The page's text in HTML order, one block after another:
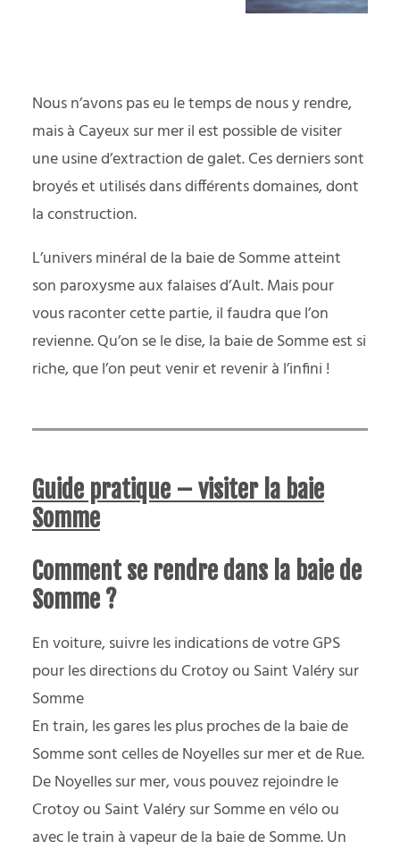
Nous n’avons pas eu le temps de nous y rendre,
mais à Cayeux sur mer il est possible de visiter
une usine d’extraction de galet. Ces derniers sont
broyés et utilisés dans différents domaines, dont
la construction.
L’univers minéral de la baie de Somme atteint
son paroxysme aux falaises d’Ault. Mais pour
vous raconter cette partie, il faudra que l’on
revienne. Qu’on se le dise, la baie de Somme est si
riche, que l’on peut venir et revenir à l’infini !
Guide pratique – visiter la baie
Somme
Comment se rendre dans la baie de
Somme ?
En voiture, suivre les indications de votre GPS
pour les directions du Crotoy ou Saint Valéry sur
Somme
En train, les gares les plus proches de la baie de
Somme sont celles de Noyelles sur mer et de Rue.
De Noyelles sur mer, vous pouvez rejoindre le
Crotoy ou Saint Valéry sur Somme en vélo ou
avec le train à vapeur de la baie de Somme. Un